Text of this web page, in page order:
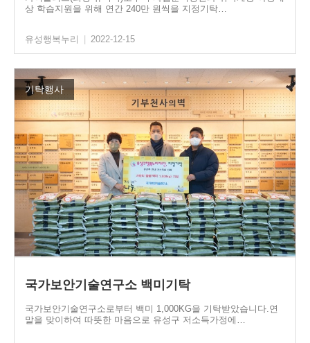
상 학습지원을 위해 연간 240만 원씩을 지정기탁…
유성행복누리 2022-12-15
기탁행사
국가보안기술연구소 백미기탁
국가보안기술연구소로부터 백미 1,000KG을 기탁받았습니다.연
말을 맞이하여 따뜻한 마음으로 유성구 저소득가정에…